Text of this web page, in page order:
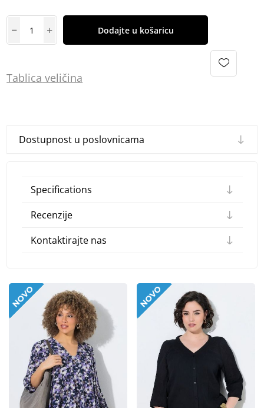
Dodajte u košaricu
Tablica veličina
Dostupnost u poslovnicama
Specifications
Recenzije
Kontaktirajte nas